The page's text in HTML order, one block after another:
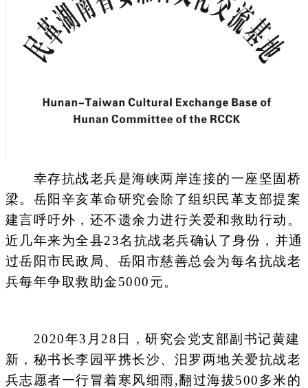
幸存抗战老兵是海峡两岸连接的一座坚固桥
梁。岳阳辛亥革命研究会除了组织民革支部提案
建言呼吁外，还不遗余力进行关爱和救助行动。
近几年来为全县23名抗战老兵确认了身份，并通
过岳阳市民政局、岳阳市慈善总会为每名抗战老
兵每年争取救助金5000元。
2020年3月28日，研究会党支部副书记黄建
新，秘书长李园平携长沙、汨罗两地关爱抗战老
兵志愿者一行冒着寒风细雨,翻过海拔500多米的